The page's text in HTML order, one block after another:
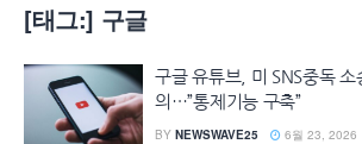
[태그:] 구글
구글 유튜브, 미 SNS중독 소
의…”통제기능 구축”
BY NEWSWAVE25 6월 23, 2026